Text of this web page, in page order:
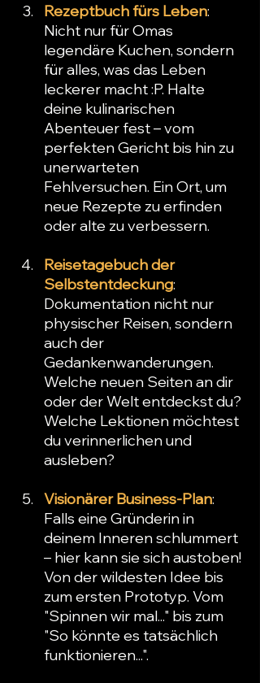
Rezeptbuch fürs Leben:
Nicht nur für Omas
legendäre Kuchen, sondern
für alles, was das Leben
leckerer macht :P. Halte
deine kulinarischen
Abenteuer fest – vom
perfekten Gericht bis hin zu
unerwarteten
Fehlversuchen. Ein Ort, um
neue Rezepte zu erfinden
oder alte zu verbessern.
Reisetagebuch der
Selbstentdeckung:
Dokumentation nicht nur
physischer Reisen, sondern
auch der
Gedankenwanderungen.
Welche neuen Seiten an dir
oder der Welt entdeckst du?
Welche Lektionen möchtest
du verinnerlichen und
ausleben?
Visionärer Business-Plan:
Falls eine Gründerin in
deinem Inneren schlummert
– hier kann sie sich austoben!
Von der wildesten Idee bis
zum ersten Prototyp. Vom
"Spinnen wir mal..." bis zum
"So könnte es tatsächlich
funktionieren...".